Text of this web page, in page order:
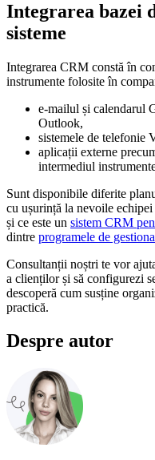
Integrarea bazei
sisteme
Integrarea CRM constă în
instrumente folosite în
e-mailul și calendarul
Outlook,
sistemele de telefonie
aplicații externe
intermediul
Sunt disponibile diferite
cu ușurință la nevoile
și ce este un sistem CRM
dintre programele de
Consultanții noștri te vor
a clienților și să configurezi
descoperă cum susține
practică.
Despre autor